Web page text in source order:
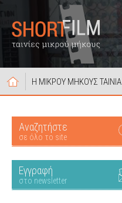
Η ΜΙΚΡΟΥ ΜΗΚΟΥΣ ΤΑΙΝΙΑ
Αναζητήστε
σε όλο το site
Εγγραφή
στο newsletter